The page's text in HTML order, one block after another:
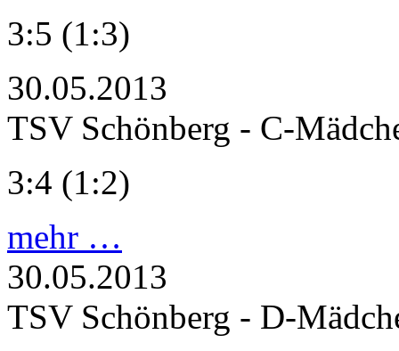
3:5 (1:3)
30.05.2013
TSV Schönberg - C-
3:4 (1:2)
mehr …
30.05.2013
TSV Schönberg - D-